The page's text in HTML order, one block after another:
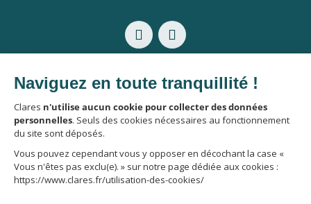
Mentions légales
Politique de confidentialité
Politique de protection des données personnelles
Utilisation des cookies